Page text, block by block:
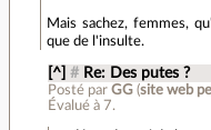
Mais sachez, femmes,
que de l'insulte.
[^] # Re: Des putes ?
Posté par GG(site web
Évalué à 7.